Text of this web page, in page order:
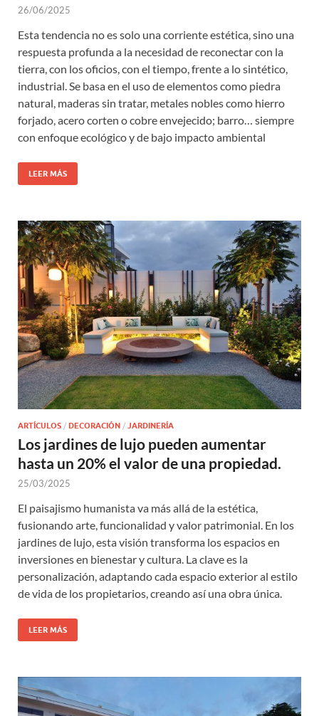
26/06/2025
Esta tendencia no es solo una corriente estética, sino una
respuesta profunda a la necesidad de reconectar con la
tierra, con los oficios, con el tiempo, frente a lo sintético,
industrial. Se basa en el uso de elementos como piedra
natural, maderas sin tratar, metales nobles como hierro
forjado, acero corten o cobre envejecido; barro… siempre
con enfoque ecológico y de bajo impacto ambiental
LEER MÁS
ARTÍCULOS / DECORACIÓN / JARDINERÍA
Los jardines de lujo pueden aumentar
hasta un 20% el valor de una propiedad.
25/03/2025
El paisajismo humanista va más allá de la estética,
fusionando arte, funcionalidad y valor patrimonial. En los
jardines de lujo, esta visión transforma los espacios en
inversiones en bienestar y cultura. La clave es la
personalización, adaptando cada espacio exterior al estilo
de vida de los propietarios, creando así una obra única.
LEER MÁS